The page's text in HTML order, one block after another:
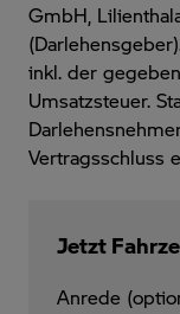
GmbH,
inkl. der
Umsatzsteuer.
Vertragsschluss
Jetzt
Anrede